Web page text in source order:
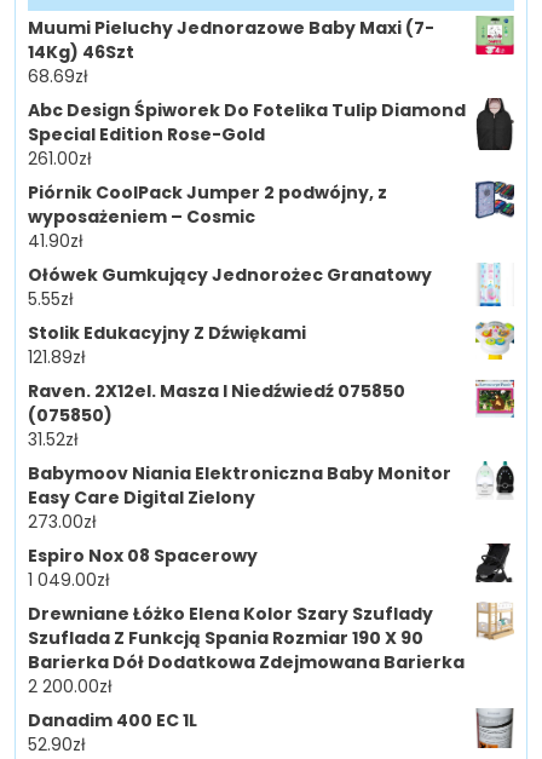
Muumi Pieluchy Jednorazowe Baby Maxi (7-
14Kg) 46Szt
68.69zł
Abc Design Śpiworek Do Fotelika Tulip Diamond
Special Edition Rose-Gold
261.00zł
Piórnik CoolPack Jumper 2 podwójny, z
wyposażeniem – Cosmic
41.90zł
Ołówek Gumkujący Jednorożec Granatowy
5.55zł
Stolik Edukacyjny Z Dźwiękami
121.89zł
Raven. 2X12el. Masza I Niedźwiedź 075850
(075850)
31.52zł
Babymoov Niania Elektroniczna Baby Monitor
Easy Care Digital Zielony
273.00zł
Espiro Nox 08 Spacerowy
1 049.00zł
Drewniane Łóżko Elena Kolor Szary Szuflady
Szuflada Z Funkcją Spania Rozmiar 190 X 90
Barierka Dół Dodatkowa Zdejmowana Barierka
2 200.00zł
Danadim 400 EC 1L
52.90zł